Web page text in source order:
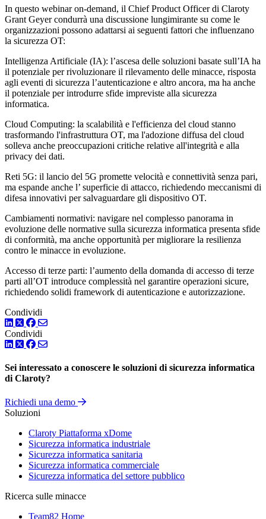
In questo webinar on-demand, il Chief Product Officer di Claroty
Grant Geyer condurrà una discussione lungimirante su come le
organizzazioni possono adattarsi ai seguenti fattori che influenzano
la sicurezza OT:
Intelligenza Artificiale (IA): l’ascesa delle soluzioni basate sull’IA ha
il potenziale per rivoluzionare il rilevamento delle minacce, risposta
agli eventi di sicurezza l’autenticazione e altro ancora, ma ha anche
il potenziale per introdurre sfide impreviste alla sicurezza
informatica.
Cloud Computing: la scalabilità e l'efficienza del cloud stanno
trasformando l'infrastruttura OT, ma l'adozione diffusa del cloud
solleva anche preoccupazioni critiche relative all'integrità e alla
privacy dei dati.
Reti 5G: il lancio del 5G promette velocità e connettività senza pari,
ma espande anche l’ superficie di attacco, richiedendo meccanismi di
difesa innovativi per salvaguardare gli dispositivo OT.
Cambiamenti normativi: navigare nel complesso panorama in
evoluzione delle normative sulla sicurezza informatica presenta sfide
di conformità, ma anche opportunità per migliorare la resilienza
contro le minacce in evoluzione.
Accesso di terze parti: l’aumento della domanda di accesso di terze
parti all’OT introduce complessità nel garantire operazioni sicure,
richiedendo solidi framework di autenticazione e autorizzazione.
Condividi
LinkedIn
TwitterFacebook
Condividi
LinkedIn
TwitterFacebook
Sei interessato a conoscere le soluzioni di sicurezza informatica
di Claroty?
Richiedi una demo
Soluzioni
Claroty Piattaforma xDome
Sicurezza informatica industriale
Sicurezza informatica sanitaria
Sicurezza informatica commerciale
Sicurezza informatica del settore pubblico
Ricerca sulle minacce
Team82 Home